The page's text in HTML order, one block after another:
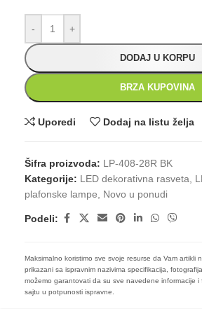
- +
DODAJ U KORPU
BRZA KUPOVINA
Uporedi Dodaj na listu želja
Šifra proizvoda: LP-408-28R BK
Kategorije: LED dekorativna rasveta,
plafonske lampe, Novo u ponudi
Podeli:
Maksimalno koristimo sve svoje resurse da Vam artikli
prikazani sa ispravnim nazivima specifikacija,
možemo garantovati da su sve navedene informacije
sajtu u potpunosti ispravne.